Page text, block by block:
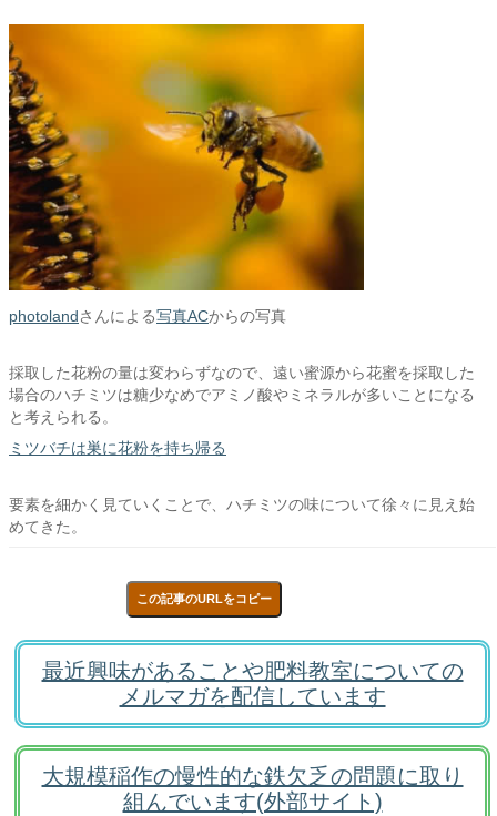
photolandさんによる写真ACからの写真
採取した花粉の量は変わらずなので、遠い蜜源から花蜜を採取した
場合のハチミツは糖少なめでアミノ酸やミネラルが多いことになる
と考えられる。
ミツバチは巣に花粉を持ち帰る
要素を細かく見ていくことで、ハチミツの味について徐々に見え始
めてきた。
この記事のURLをコピー
最近興味があることや肥料教室についての
メルマガを配信しています
大規模稲作の慢性的な鉄欠乏の問題に取り
組んでいます(外部サイト)